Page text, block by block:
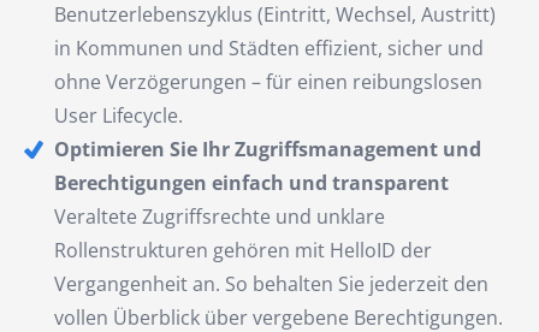
Benutzerlebenszyklus (Eintritt, Wechsel, Austritt)
in Kommunen und Städten effizient, sicher und
ohne Verzögerungen – für einen reibungslosen
User Lifecycle.
Optimieren Sie Ihr Zugriffsmanagement und
Berechtigungen einfach und transparent
Veraltete Zugriffsrechte und unklare
Rollenstrukturen gehören mit HelloID der
Vergangenheit an. So behalten Sie jederzeit den
vollen Überblick über vergebene Berechtigungen.